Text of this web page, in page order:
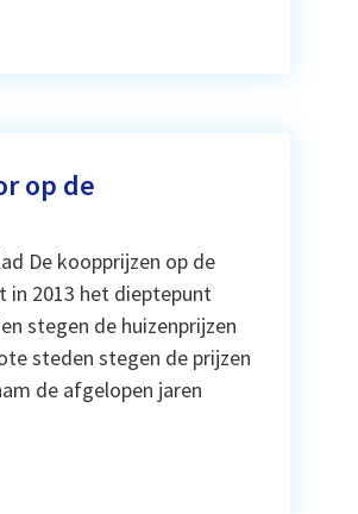
op de
De koopprijzen op de
in 2013 het dieptepunt
stegen de huizenprijzen
steden stegen de prijzen
de afgelopen jaren